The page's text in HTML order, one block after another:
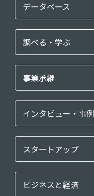
データベース
調べる・学ぶ
事業承継
インタビュー・事例
スタートアップ
ビジネスと経済